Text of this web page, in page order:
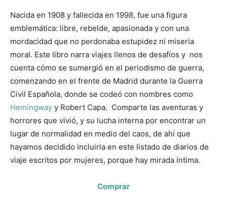
Nacida en 1908 y fallecida en 1998, fue una figura
emblemática: libre, rebelde, apasionada y con una
mordacidad que no perdonaba estupidez ni miseria
moral. Este libro narra viajes llenos de desafíos y nos
cuenta cómo se sumergió en el periodismo de guerra,
comenzando en el frente de Madrid durante la Guerra
Civil Española, donde se codeó con nombres como
Hemingway y Robert Capa. Comparte las aventuras y
horrores que vivió, y su lucha interna por encontrar un
lugar de normalidad en medio del caos, de ahí que
hayamos decidido incluirla en este listado de diarios de
viaje escritos por mujeres, porque hay mirada íntima.
Comprar